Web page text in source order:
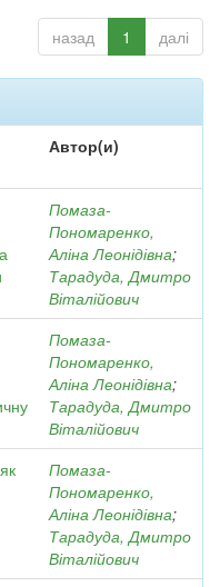
назад 1 далі
Автор(и)
Помаза-
Пономаренко,
Аліна Леонідівна;
Тарадуда, Дмитро
Віталійович
Помаза-
Пономаренко,
Аліна Леонідівна;
Тарадуда, Дмитро
Віталійович
Помаза-
Пономаренко,
Аліна Леонідівна;
Тарадуда, Дмитро
Віталійович